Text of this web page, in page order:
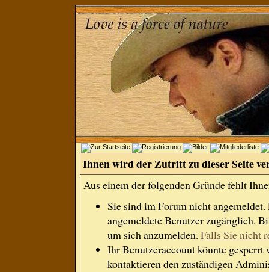
Ihnen wird der Zutritt zu dieser Seite
Aus einem der folgenden Gründe fehlt
Sie sind im Forum nicht
angemeldete Benutzer zugänglich.
um sich anzumelden. Falls Sie nicht
Ihr Benutzeraccount könnte gesperrt
kontaktieren den zuständigen